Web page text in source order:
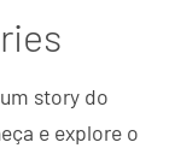
story do
e explore o